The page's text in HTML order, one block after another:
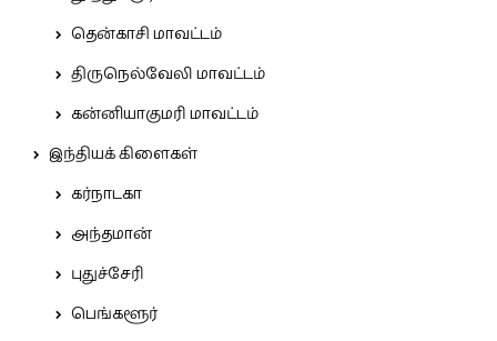
தென்காசி மாவட்டம்
திருநெல்வேலி மாவட்டம்
கன்னியாகுமரி மாவட்டம்
இந்தியக் கிளைகள்
கர்நாடகா
அந்தமான்
புதுச்சேரி
பெங்களூர்